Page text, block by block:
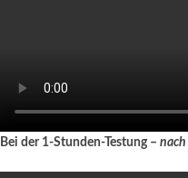
Bei der 1-Stunden-Testung – nach